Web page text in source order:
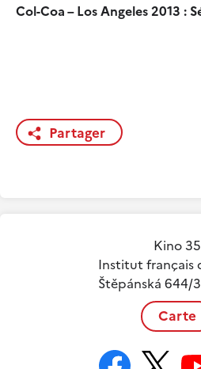
Col-Coa – Los Angeles 2013 :
Partager
Kino 35
Institut français
Štěpánská 644/
Carte